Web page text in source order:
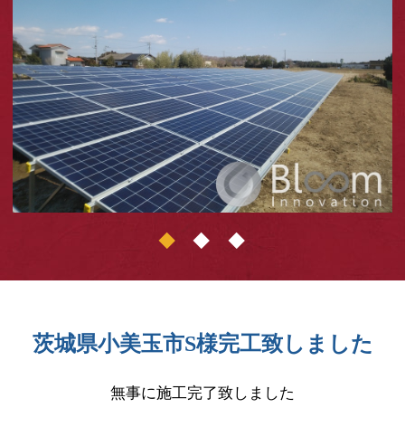
1 2 3
茨城県小美玉市S様完工致しました
無事に施工完了致しました